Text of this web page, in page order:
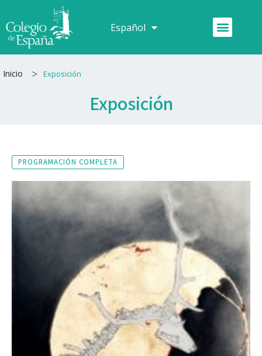
al
contenido
Español
Français Menú
Inicio > Exposición
Exposición
PROGRAMACIÓN COMPLETA